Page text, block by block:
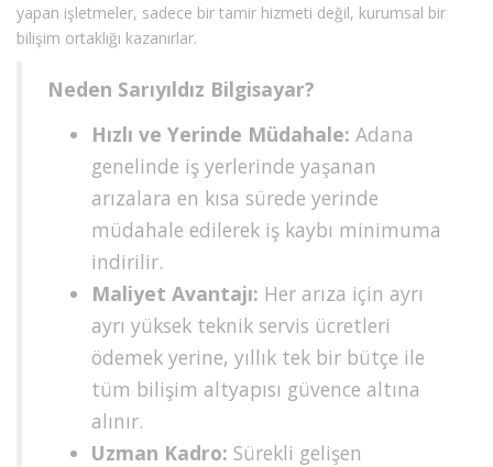
yapan işletmeler, sadece bir tamir hizmeti değil, kurumsal bir
bilişim ortaklığı kazanırlar.
Neden Sarıyıldız Bilgisayar?
Hızlı ve Yerinde Müdahale: Adana
genelinde iş yerlerinde yaşanan
arızalara en kısa sürede yerinde
müdahale edilerek iş kaybı minimuma
indirilir.
Maliyet Avantajı: Her arıza için ayrı
ayrı yüksek teknik servis ücretleri
ödemek yerine, yıllık tek bir bütçe ile
tüm bilişim altyapısı güvence altına
alınır.
Uzman Kadro: Sürekli gelişen